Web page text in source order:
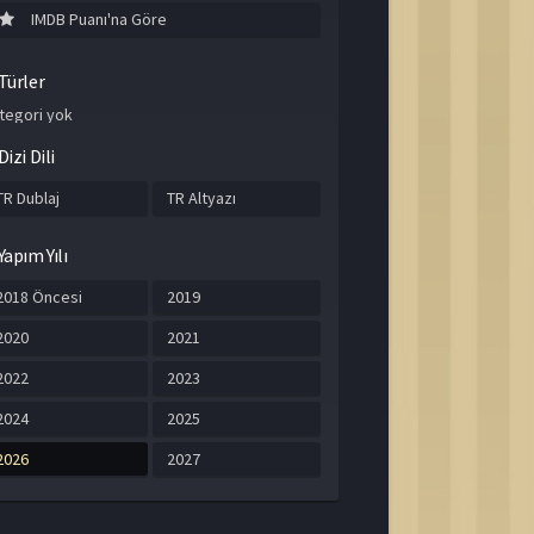
IMDB Puanı'na Göre
yok
Dili
Dublaj TR Altyazı
Yılı
Öncesi
2019
2021
2023
2025
2027